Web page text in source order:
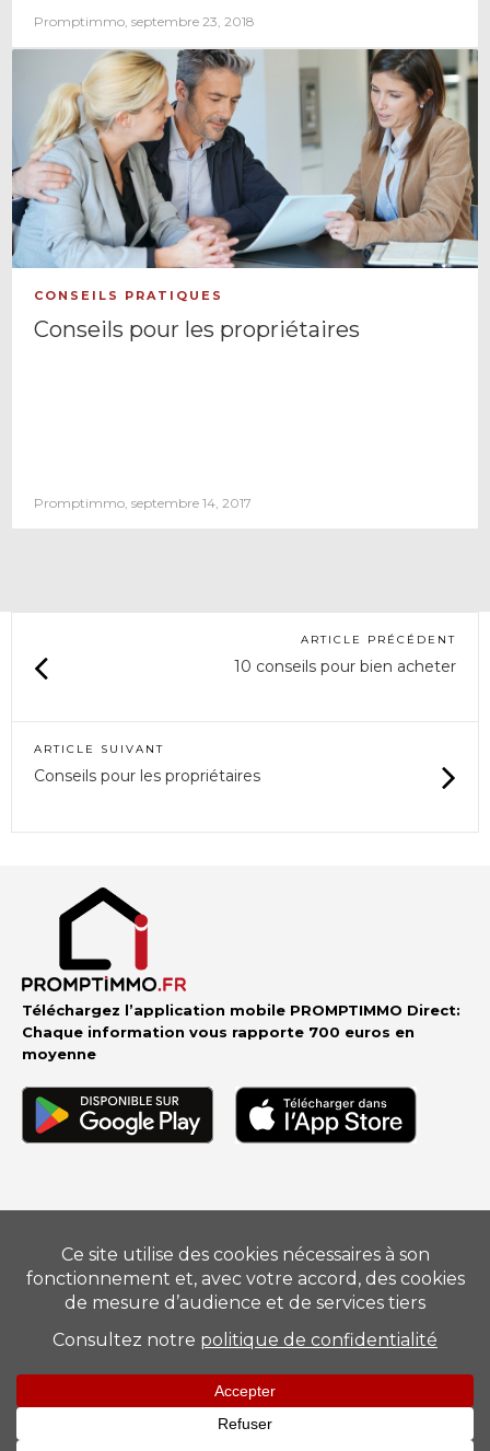
Promptimmo, septembre 23, 2018
CONSEILS PRATIQUES
Conseils pour les propriétaires
Promptimmo, septembre 14, 2017
ARTICLE PRÉCÉDENT
10 conseils pour bien acheter
ARTICLE SUIVANT
Conseils pour les propriétaires
Téléchargez l’application mobile PROMPTIMMO Direct:
Chaque information vous rapporte 700 euros en
moyenne
Vendre–Acheter–Estimer–Nos conseillers–Devenir
Barème–